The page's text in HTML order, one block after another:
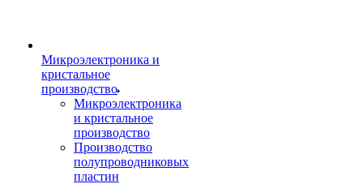
Микроэлектроника и
кристальное
производство
Микроэлектроника
и кристальное
производство
Производство
полупроводниковых
пластин